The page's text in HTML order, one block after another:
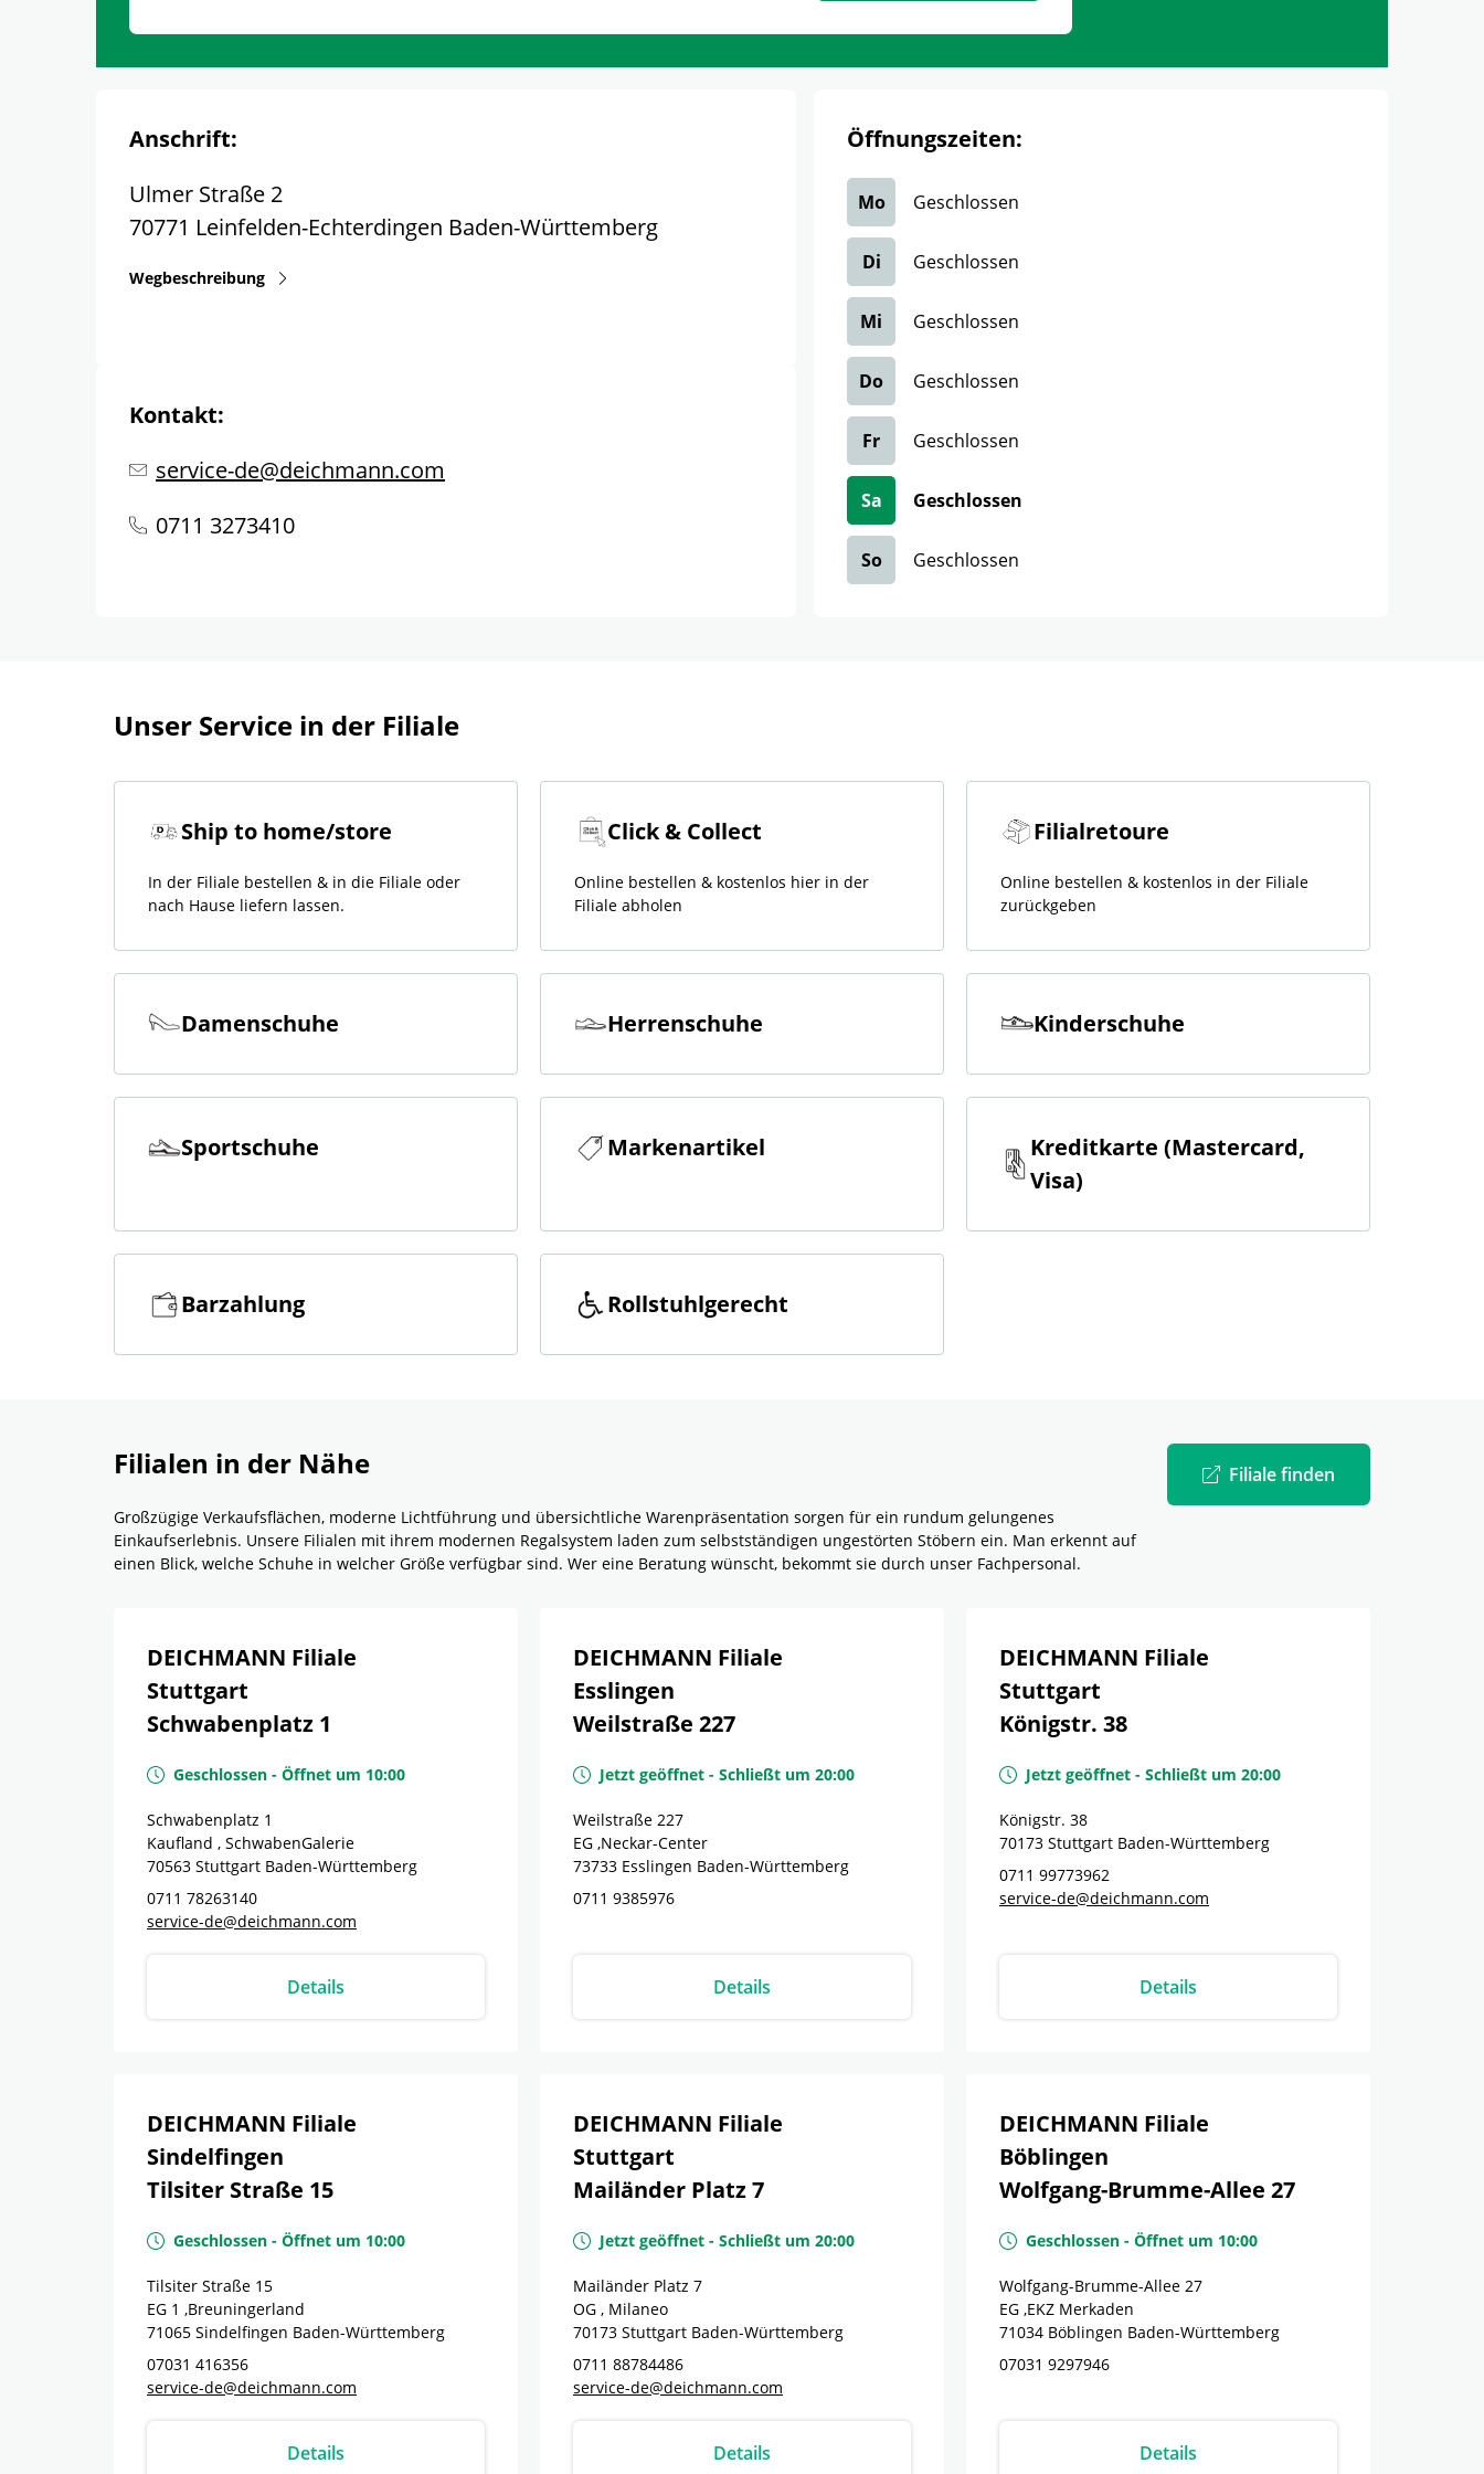
Anschrift:
Ulmer Straße 2
70771 Leinfelden-Echterdingen Baden-Württemberg
Wegbeschreibung
Kontakt:
service-de@deichmann.com
0711 3273410
Öffnungszeiten:
Mo Geschlossen
Di Geschlossen
Mi Geschlossen
Do Geschlossen
Fr Geschlossen
Sa Geschlossen
So Geschlossen
Unser Service in der Filiale
Ship to home/store
In der Filiale bestellen & in die Filiale oder
nach Hause liefern lassen.
Click & Collect
Online bestellen & kostenlos hier in der
Filiale abholen
Filialretoure
Online bestellen & kostenlos in der Filiale
zurückgeben
Damenschuhe Herrenschuhe Kinderschuhe
Sportschuhe Markenartikel
Kreditkarte (Mastercard,
Visa)
Barzahlung Rollstuhlgerecht
Filialen in der Nähe
Großzügige Verkaufsflächen, moderne Lichtführung und übersichtliche Warenpräsentation sorgen für ein rundum gelungenes
Einkaufserlebnis. Unsere Filialen mit ihrem modernen Regalsystem laden zum selbstständigen ungestörten Stöbern ein. Man erkennt auf
einen Blick, welche Schuhe in welcher Größe verfügbar sind. Wer eine Beratung wünscht, bekommt sie durch unser Fachpersonal.
Filiale finden
DEICHMANN Filiale
Stuttgart
Schwabenplatz 1
Geschlossen - Öffnet um 10:00
Schwabenplatz 1
Kaufland , SchwabenGalerie
70563 Stuttgart Baden-Württemberg
0711 78263140
service-de@deichmann.com
Details
DEICHMANN Filiale
Esslingen
Weilstraße 227
Jetzt geöffnet - Schließt um 20:00
Weilstraße 227
EG ,Neckar-Center
73733 Esslingen Baden-Württemberg
0711 9385976
Details
DEICHMANN Filiale
Stuttgart
Königstr. 38
Jetzt geöffnet - Schließt um 20:00
Königstr. 38
70173 Stuttgart Baden-Württemberg
0711 99773962
service-de@deichmann.com
Details
DEICHMANN Filiale
Sindelfingen
Tilsiter Straße 15
Geschlossen - Öffnet um 10:00
Tilsiter Straße 15
EG 1 ,Breuningerland
71065 Sindelfingen Baden-Württemberg
07031 416356
service-de@deichmann.com
Details
DEICHMANN Filiale
Stuttgart
Mailänder Platz 7
Jetzt geöffnet - Schließt um 20:00
Mailänder Platz 7
OG , Milaneo
70173 Stuttgart Baden-Württemberg
0711 88784486
service-de@deichmann.com
Details
DEICHMANN Filiale
Böblingen
Wolfgang-Brumme-Allee 27
Geschlossen - Öffnet um 10:00
Wolfgang-Brumme-Allee 27
EG ,EKZ Merkaden
71034 Böblingen Baden-Württemberg
07031 9297946
Details